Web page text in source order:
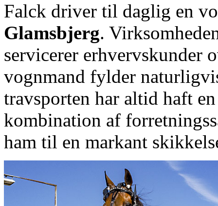
Falck driver til daglig en
Glamsbjerg.
servicerer erhvervskunder
vognmand fylder
travsporten har altid haft
kombination af
ham til en markant